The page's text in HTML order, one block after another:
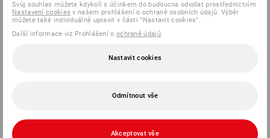
Svůj souhlas můžete kdykoli s účinkem do budoucna odvolat prostřednictvím
Nastavení cookies v našem prohlášení o ochraně osobních údajů. Výběr
můžete také individuálně upravit v části "Nastavit cookies".
Další informace viz Prohlášení o ochraně údajů.
Nastavit cookies
Odmítnout vše
Akceptovat vše